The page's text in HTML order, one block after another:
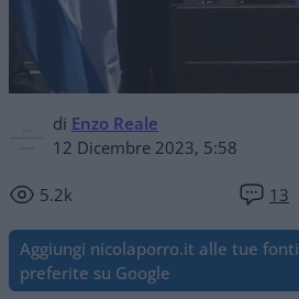
di Enzo Reale
12 Dicembre 2023, 5:58
5.2k 13
Aggiungi nicolaporro.it alle tue fonti
preferite su Google